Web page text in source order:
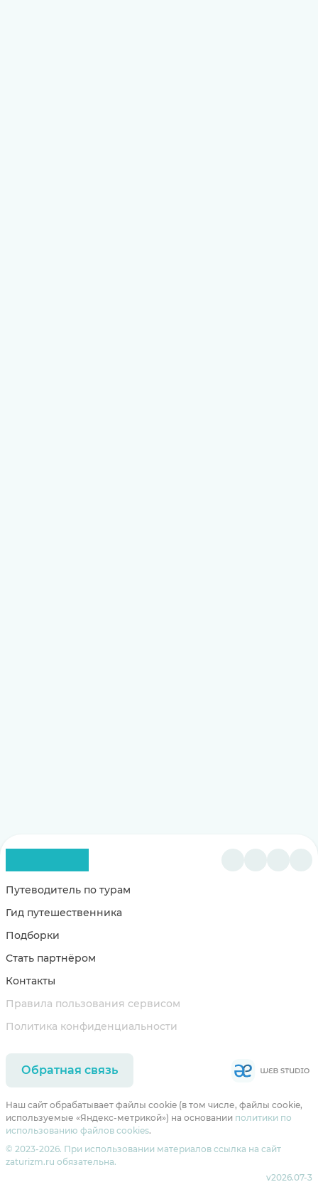
Путеводитель по турам
Гид путешественника
Подборки
Стать партнёром
Контакты
Правила пользования сервисом
Политика конфиденциальности
Обратная связь
Наш сайт обрабатывает файлы cookie (в том числе, файлы cookie,
используемые «Яндекс-метрикой») на основании политики по
использованию файлов cookies.
© 2023-2026. При использовании материалов ссылка на сайт
zaturizm.ru обязательна.
v2026.07-3